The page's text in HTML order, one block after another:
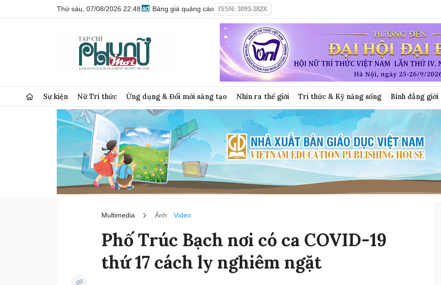
Thứ sáu, 07/08/2026 22:48 Bảng giá quảng cáo ISSN: 3093-382X
Sự kiện Nữ Trí thức Ứng dụng & Đổi mới sáng tạo Nhìn ra thế giới Tri thức & Kỹ năng sống Bình đẳng giới
Multimedia Ảnh Video
Phố Trúc Bạch nơi có ca COVID-19
thứ 17 cách ly nghiêm ngặt